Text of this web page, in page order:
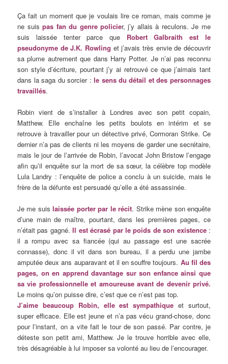
Ça fait un moment que je voulais lire ce roman, mais comme je
ne suispas fan du genre policier, j’y allais à reculons. Je me
suis laissée tenter parce que Robert Galbraith est le
pseudonyme de J.K. Rowling et j’avais très envie de découvrir
sa plume autrement que dans Harry Potter. Je n’ai pas reconnu
son style d’écriture, pourtant j’y ai retrouvé ce que j’aimais tant
dans la saga du sorcier : le sens du détail et des personnages
travaillés.
Robin vient de s’installer à Londres avec son petit copain,
Matthew. Elle enchaîne les petits boulots en intérim et se
retrouve à travailler pour un détective privé, Cormoran Strike. Ce
dernier n’a pas de clients ni les moyens de garder une secrétaire,
mais le jour de l’arrivée de Robin, l’avocat John Bristow l’engage
afin qu’il enquête sur la mort de sa sœur, la célèbre top modèle
Lula Landry : l’enquête de police a conclu à un suicide, mais le
frère de la défunte est persuadé qu’elle a été assassinée.
Je me suislaissée porter par le récit. Strike mène son enquête
d’une main de maître, pourtant, dans les premières pages, ce
n’était pas gagné.Il est écrasé par le poids de son existence:
il a rompu avec sa fiancée (qui au passage est une sacrée
connasse), donc il vit dans son bureau, il a perdu une jambe
amputée deux ans auparavant et il en souffre toujours. Au fil des
pages, on en apprend davantage sur son enfance ainsi que
sa vie professionnelle et amoureuse avant de devenir privé.
Le moins qu’on puisse dire, c’est que ce n’est pas top.
J’aime beaucoup Robin, elle est sympathique et surtout,
super efficace. Elle est jeune et n’a pas vécu grand-chose, donc
pour l’instant, on a vite fait le tour de son passé. Par contre, je
déteste son petit ami, Matthew. Je le trouve horrible avec elle,
très désagréable à lui imposer sa volonté au lieu de l’encourager.